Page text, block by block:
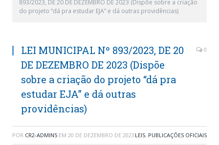
893/2023, DE 20 DE DEZEMBRO DE 2023 (Dispõe sobre a criação
do projeto “dá pra estudar EJA” e dá outras providências)
LEI MUNICIPAL Nº 893/2023, DE 20
DE DEZEMBRO DE 2023 (Dispõe
sobre a criação do projeto “dá pra
estudar EJA” e dá outras
providências)
0
POR CR2-ADMIN5 EM 20 DE DEZEMBRO DE 2023 LEIS, PUBLICAÇÕES OFICIAIS